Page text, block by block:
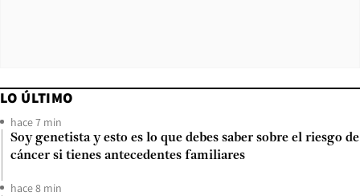
LO ÚLTIMO
hace 7 min
Soy genetista y esto es lo que debes saber sobre el riesgo de
cáncer si tienes antecedentes familiares
hace 8 min